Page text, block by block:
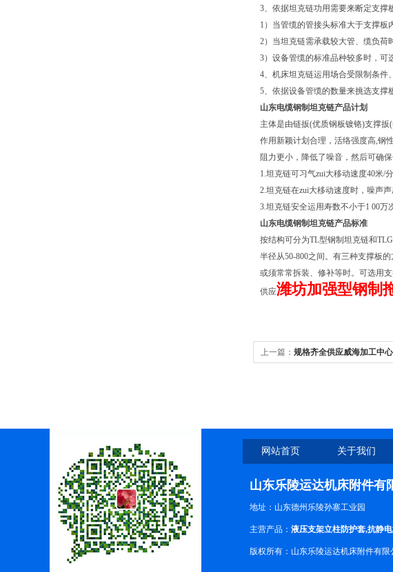
3、依据坦克链功用需要来断定支撑
1）当管缆的管接头标准大于支撑板
2）当坦克链需承载较大管、缆负荷
3）设备管缆的标准品种较多时，可
4、机床坦克链运用场合受限制条件
5、依据设备管缆的数量来挑选支撑
山东电缆钢制坦克链产品计划
主体是由链扳(优质钢板镀铬)支撑
作用新颖计划合理，活络强度高,钢
阻力更小，降低了噪音，然后可确
1.坦克链可习气zui大移动速度40米/分
2.坦克链在zui大移动速度时，噪声声
3.坦克链安全运用寿数不小于1 00万
山东电缆钢制坦克链产品标准
按结构可分为TL型钢制坦克链和
半径从50-800之间。有三种支撑板
或须常常拆装、修补等时。可选用
供应潍坊加强型钢制
上一篇： 规格齐全供应威海加工中
网站首页 关于我们
山东乐陵运达机床附件有
地址：山东德州乐陵孙寨工业园
主营产品： 液压支架立柱防护套,抗静
版权所有：山东乐陵运达机床附件有限